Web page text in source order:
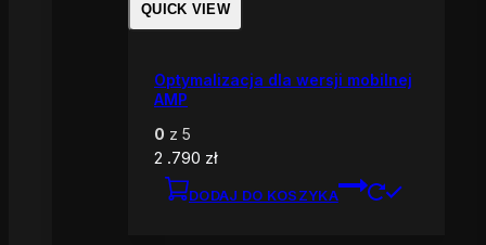
QUICK VIEW
Optymalizacja dla wersji mobilnej
AMP
0 z 5
2 .790 zł
DODAJ DO KOSZYKA